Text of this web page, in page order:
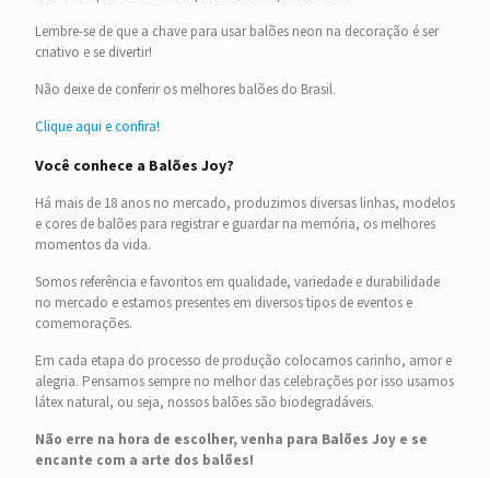
Lembre-se de que a chave para usar balões neon na decoração é ser
criativo e se divertir!
Não deixe de conferir os melhores balões do Brasil.
Clique aqui e confira!
Você conhece a Balões Joy?
Há mais de 18 anos no mercado, produzimos diversas linhas, modelos
e cores de balões para registrar e guardar na memória, os melhores
momentos da vida.
Somos referência e favoritos em qualidade, variedade e durabilidade
no mercado e estamos presentes em diversos tipos de eventos e
comemorações.
Em cada etapa do processo de produção colocamos carinho, amor e
alegria. Pensamos sempre no melhor das celebrações por isso usamos
látex natural, ou seja, nossos balões são biodegradáveis.
Não erre na hora de escolher, venha para Balões Joy e se
encante com a arte dos balões!